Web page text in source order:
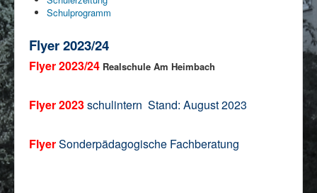
Mensa
Kontakt
Schulprogramm
Flyer 2023/24
Flyer 2023/24 Realschule Am Heimbach
Flyer 2023schulintern Stand: August 2023
FlyerSonderpädagogische Fachberatung